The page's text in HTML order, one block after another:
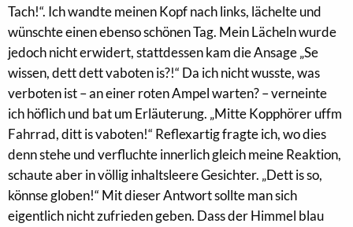
Tach!“. Ich wandte meinen Kopf nach links, lächelte und
wünschte einen ebenso schönen Tag. Mein Lächeln wurde
jedoch nicht erwidert, stattdessen kam die Ansage „Se
wissen, dett dett vaboten is?!“ Da ich nicht wusste, was
verboten ist – an einer roten Ampel warten? – verneinte
ich höflich und bat um Erläuterung. „Mitte Kopphörer uffm
Fahrrad, ditt is vaboten!“ Reflexartig fragte ich, wo dies
denn stehe und verfluchte innerlich gleich meine Reaktion,
schaute aber in völlig inhaltsleere Gesichter. „Dett is so,
könnse globen!“ Mit dieser Antwort sollte man sich
eigentlich nicht zufrieden geben. Dass der Himmel blau